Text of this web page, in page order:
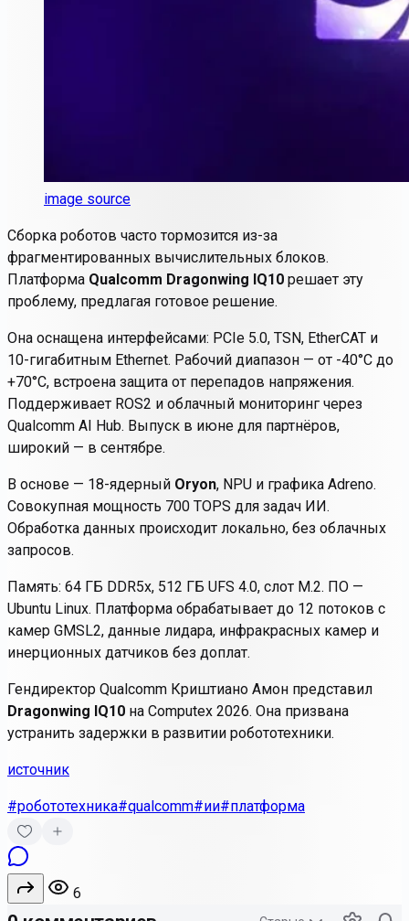
image source
Сборка роботов часто тормозится из-за
фрагментированных вычислительных блоков.
Платформа Qualcomm Dragonwing IQ10 решает эту
проблему, предлагая готовое решение.
Она оснащена интерфейсами: PCIe 5.0, TSN, EtherCAT и
10-гигабитным Ethernet. Рабочий диапазон — от -40°C до
+70°C, встроена защита от перепадов напряжения.
Поддерживает ROS2 и облачный мониторинг через
Qualcomm AI Hub. Выпуск в июне для партнёров,
широкий — в сентябре.
В основе — 18-ядерный Oryon, NPU и графика Adreno.
Совокупная мощность 700 TOPS для задач ИИ.
Обработка данных происходит локально, без облачных
запросов.
Память: 64 ГБ DDR5x, 512 ГБ UFS 4.0, слот M.2. ПО —
Ubuntu Linux. Платформа обрабатывает до 12 потоков с
камер GMSL2, данные лидара, инфракрасных камер и
инерционных датчиков без доплат.
Гендиректор Qualcomm Криштиано Амон представил
Dragonwing IQ10 на Computex 2026. Она призвана
устранить задержки в развитии робототехники.
источник
#робототехника#qualcomm#ии#платформа
6